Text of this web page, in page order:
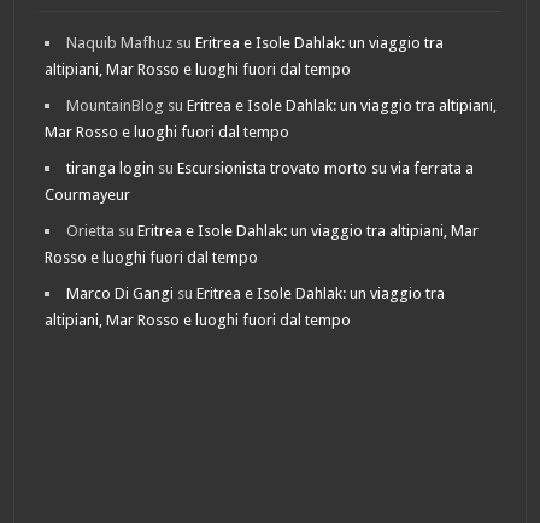
Naquib Mafhuz suEritrea e Isole Dahlak: un viaggio tra
altipiani, Mar Rosso e luoghi fuori dal tempo
MountainBlog suEritrea e Isole Dahlak: un viaggio tra altipiani,
Mar Rosso e luoghi fuori dal tempo
tiranga login suEscursionista trovato morto su via ferrata a
Courmayeur
Orietta suEritrea e Isole Dahlak: un viaggio tra altipiani, Mar
Rosso e luoghi fuori dal tempo
Marco Di Gangi suEritrea e Isole Dahlak: un viaggio tra
altipiani, Mar Rosso e luoghi fuori dal tempo